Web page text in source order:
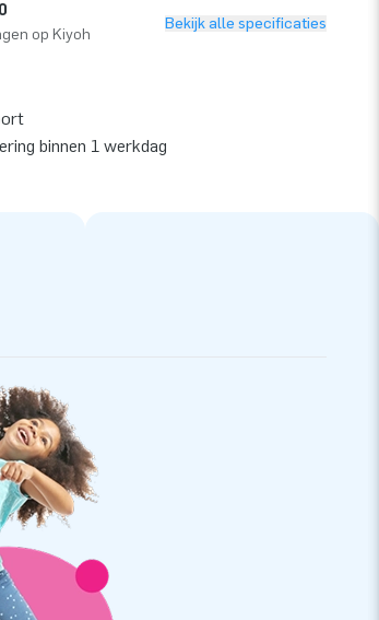
op Kiyoh
Bekijk alle specificaties
binnen 1 werkdag